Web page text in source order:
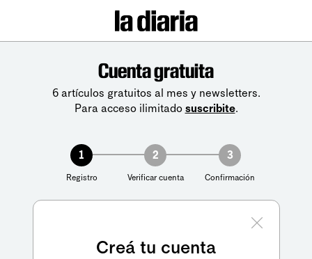
Cuenta gratuita
6 artículos gratuitos al mes y newsletters.
Para acceso ilimitado suscribite.
1
Registro
2
Verificar cuenta
3
Confirmación
Creá tu cuenta